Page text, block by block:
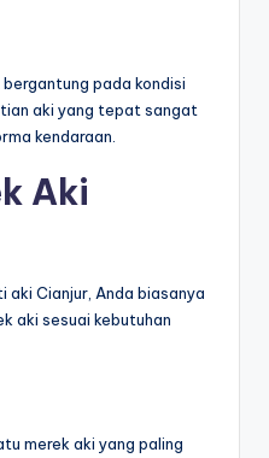
pada kondisi
aki yang tepat sangat
kendaraan.
Aki
aki Cianjur, Anda biasanya
aki sesuai kebutuhan
merek aki yang paling